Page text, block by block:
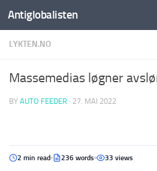
Antiglobalisten
LYKTEN.NO
Massemedias løgner
BY AUTO FEEDER · 27. MAI 2022
2 min read 236 words 33 views